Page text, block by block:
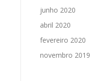
junho 2020
abril 2020
fevereiro 2020
novembro 2019